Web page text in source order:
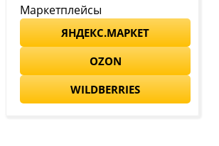
Маркетплейсы
ЯНДЕКС.МАРКЕТ
OZON
WILDBERRIES